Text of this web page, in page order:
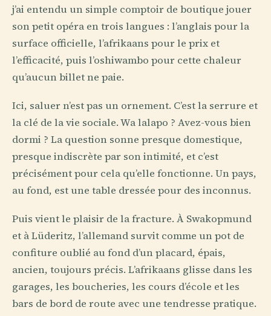
j’ai entendu un simple comptoir de boutique jouer
son petit opéra en trois langues : l’anglais pour la
surface officielle, l’afrikaans pour le prix et
l’efficacité, puis l’oshiwambo pour cette chaleur
qu’aucun billet ne paie.
Ici, saluer n’est pas un ornement. C’est la serrure et
la clé de la vie sociale. Wa lalapo ? Avez-vous bien
dormi ? La question sonne presque domestique,
presque indiscrète par son intimité, et c’est
précisément pour cela qu’elle fonctionne. Un pays,
au fond, est une table dressée pour des inconnus.
Puis vient le plaisir de la fracture. À Swakopmund
et à Lüderitz, l’allemand survit comme un pot de
confiture oublié au fond d’un placard, épais,
ancien, toujours précis. L’afrikaans glisse dans les
garages, les boucheries, les cours d’école et les
bars de bord de route avec une tendresse pratique.